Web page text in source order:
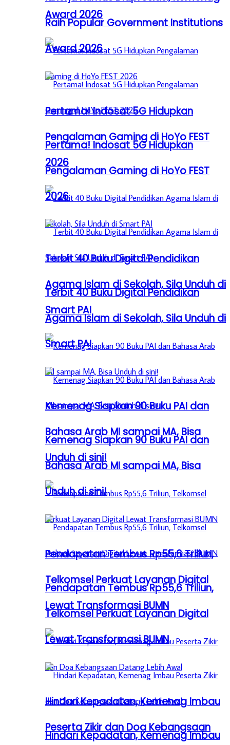
Award 2026
Pertama! Indosat 5G Hidupkan
Pengalaman Gaming di HoYo FEST
2026
Terbit 40 Buku Digital Pendidikan
Agama Islam di Sekolah, Sila Unduh di
Smart PAI
Kemenag Siapkan 90 Buku PAI dan
Bahasa Arab MI sampai MA, Bisa
Unduh di sini!
Pendapatan Tembus Rp55,6 Triliun,
Telkomsel Perkuat Layanan Digital
Lewat Transformasi BUMN
Hindari Kepadatan, Kemenag Imbau
Peserta Zikir dan Doa Kebangsaan
Raih Popular Government Institutions
Award 2026
Pertama! Indosat 5G Hidupkan
Pengalaman Gaming di HoYo FEST
2026
Terbit 40 Buku Digital Pendidikan
Agama Islam di Sekolah, Sila Unduh di
Smart PAI
Kemenag Siapkan 90 Buku PAI dan
Bahasa Arab MI sampai MA, Bisa
Unduh di sini!
Pendapatan Tembus Rp55,6 Triliun,
Telkomsel Perkuat Layanan Digital
Lewat Transformasi BUMN
Hindari Kepadatan, Kemenag Imbau